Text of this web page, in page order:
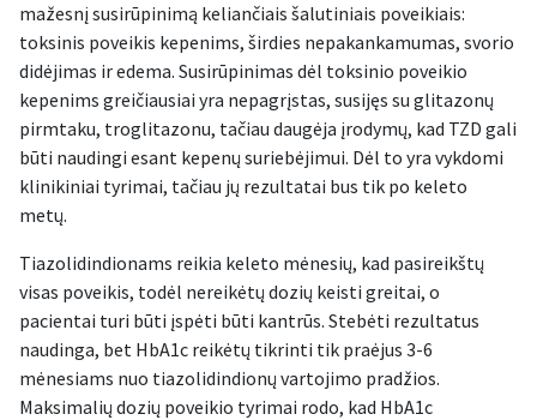
mažesnį susirūpinimą keliančiais šalutiniais poveikiais:
toksinis poveikis kepenims, širdies nepakankamumas, svorio
didėjimas ir edema. Susirūpinimas dėl toksinio poveikio
kepenims greičiausiai yra nepagrįstas, susijęs su glitazonų
pirmtaku, troglitazonu, tačiau daugėja įrodymų, kad TZD gali
būti naudingi esant kepenų suriebėjimui. Dėl to yra vykdomi
klinikiniai tyrimai, tačiau jų rezultatai bus tik po keleto
metų.
Tiazolidindionams reikia keleto mėnesių, kad pasireikštų
visas poveikis, todėl nereikėtų dozių keisti greitai, o
pacientai turi būti įspėti būti kantrūs. Stebėti rezultatus
naudinga, bet HbA1c reikėtų tikrinti tik praėjus 3-6
mėnesiams nuo tiazolidindionų vartojimo pradžios.
Maksimalių dozių poveikio tyrimai rodo, kad HbA1c